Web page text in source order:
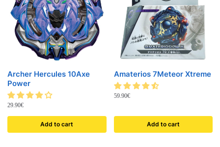
Archer Hercules 10Axe
Power
29.90€
Add to cart
Amaterios 7Meteor Xtreme
59.90€
Add to cart